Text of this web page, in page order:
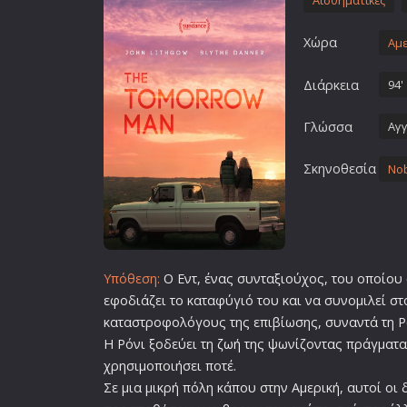
Επιστημονικής Φαντασίας
Εποχής
Ευρωπαικός
Θρησκευτικές
Ιστορικές
Καταστροφής
Χώρα
Διάρκεια 94'
Γλώσσα
Σκηνοθεσία
Υπόθεση: Ο Εντ, ένας συνταξιούχος, του
εφοδιάζει το καταφύγιό του και να συνομιλεί
καταστροφολόγους της επιβίωσης, συναντά τη
Η Ρόνι ξοδεύει τη ζωή της ψωνίζοντας
χρησιμοποιήσει ποτέ.
Σε μια μικρή πόλη κάπου στην Αμερική, αυτοί